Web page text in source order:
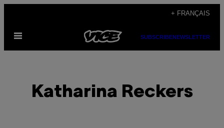
content
+ FRANÇAIS
Open
SUBSCRIBENEWSLETTER
Katharina Reckers